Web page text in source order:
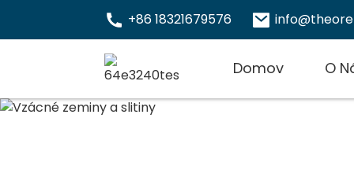
+86 18321679576
Domov O